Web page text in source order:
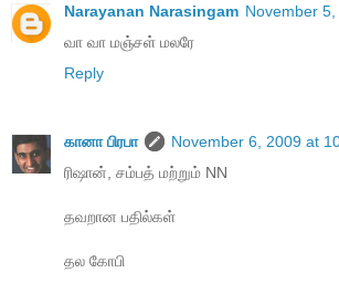
Narayanan Narasingam November
வா வா மஞ்சள் மலரே
Reply
கானா பிரபா
November 6, 2009 at
ரிஷான், சம்பத் மற்றும் NN
தவறான பதில்கள்
தல கோபி